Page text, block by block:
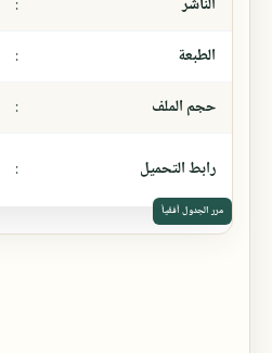
الطبعة
:
حجم الملف
:
رابط التحميل :